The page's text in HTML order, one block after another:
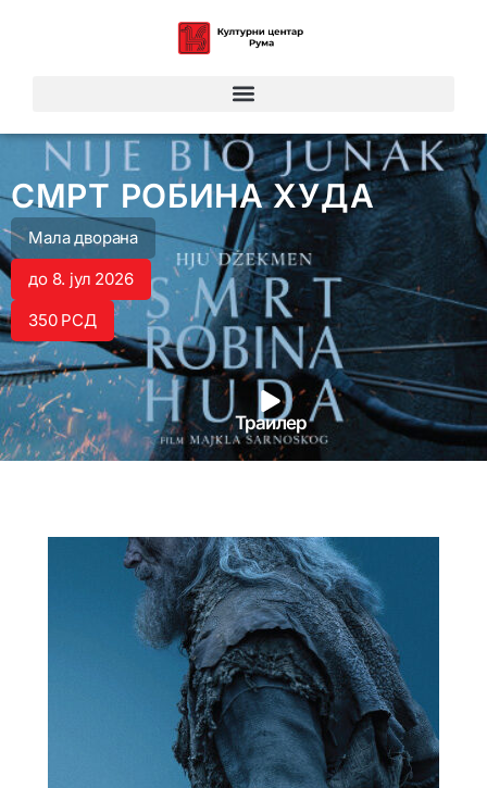
Траилер
СМРТ РОБИНА ХУДА
Мала дворана
до 8. јул 2026
350 РСД